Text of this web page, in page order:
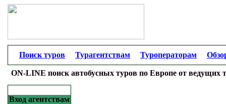
Поиск туров Турагентствам Туроператорам
ON-LINE поиск автобусных туров по Европе от ведущих
Вход агентствам